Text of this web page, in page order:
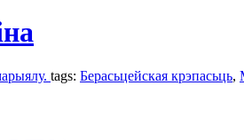
tags: Берасьцейская крэпасьць,